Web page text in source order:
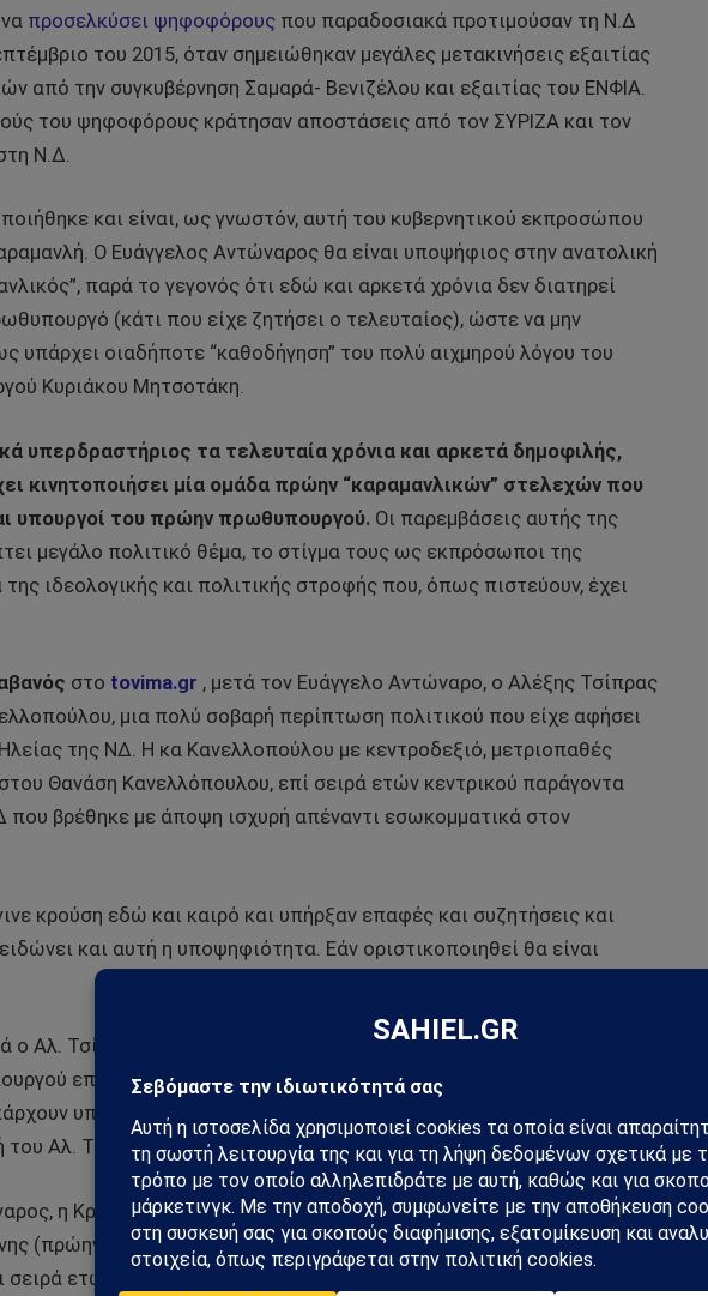
προσελκύσει ψηφοφόρους που παραδοσιακά προτιμούσαν τη Ν.Δ
του 2015, όταν σημειώθηκαν μεγάλες μετακινήσεις εξαιτίας
από την συγκυβέρνηση Σαμαρά- Βενιζέλου και εξαιτίας του ΕΝΦΙΑ.
του ψηφοφόρους κράτησαν αποστάσεις από τον ΣΥΡΙΖΑ και τον
Ν.Δ.
και είναι, ως γνωστόν, αυτή του κυβερνητικού εκπροσώπου
Ο Ευάγγελος Αντώναρος θα είναι υποψήφιος στην ανατολική
παρά το γεγονός ότι εδώ και αρκετά χρόνια δεν διατηρεί
(κάτι που είχε ζητήσει ο τελευταίος), ώστε να μην
υπάρχει οιαδήποτε “καθοδήγηση” του πολύ αιχμηρού λόγου του
Κυριάκου Μητσοτάκη.
υπερδραστήριος τα τελευταία χρόνια και αρκετά δημοφιλής,
κινητοποιήσει μία ομάδα πρώην “καραμανλικών” στελεχών που
υπουργοί του πρώην πρωθυπουργού. Οι παρεμβάσεις αυτής της
μεγάλο πολιτικό θέμα, το στίγμα τους ως εκπρόσωποι της
ιδεολογικής και πολιτικής στροφής που, όπως πιστεύουν, έχει
στο tovima.gr , μετά τον Ευάγγελο Αντώναρο, ο Αλέξης Τσίπρας
μια πολύ σοβαρή περίπτωση πολιτικού που είχε αφήσει
της ΝΔ. Η κα Κανελλοπούλου με κεντροδεξιό, μετριοπαθές
Θανάση Κανελλόπουλου, επί σειρά ετών κεντρικού παράγοντα
που βρέθηκε με άποψη ισχυρή απέναντι εσωκομματικά στον
κρούση εδώ και καιρό και υπήρξαν επαφές και συζητήσεις και
και αυτή η υποψηφιότητα. Εάν οριστικοποιηθεί θα είναι
Αλ. Τσίπρας, αλλά είναι πιο συνθέτη και οριστικές αποφάσεις δεν
επί κυβερνήσεων Καραμανλή, του Άρη Σπηλιωτόπουλου. Επ’
υπέρ και κατά. Ως εκ τούτου υπάρχει εκκρεμότητα αλλά
Αλ. Τσίπρα τι θα πράξει.
η Κρ. Κανελλοπούλου, ο Αρ. Σπηλιωτόπουλος, ο Σάββας
(πρώην βουλευτής που διετέλεσε και δήμαρχος Λαμίας), ο Χρήστος
ετών βουλευτής Λάρισας) κατά καιρούς έχουν παρέμβει ομαδικά